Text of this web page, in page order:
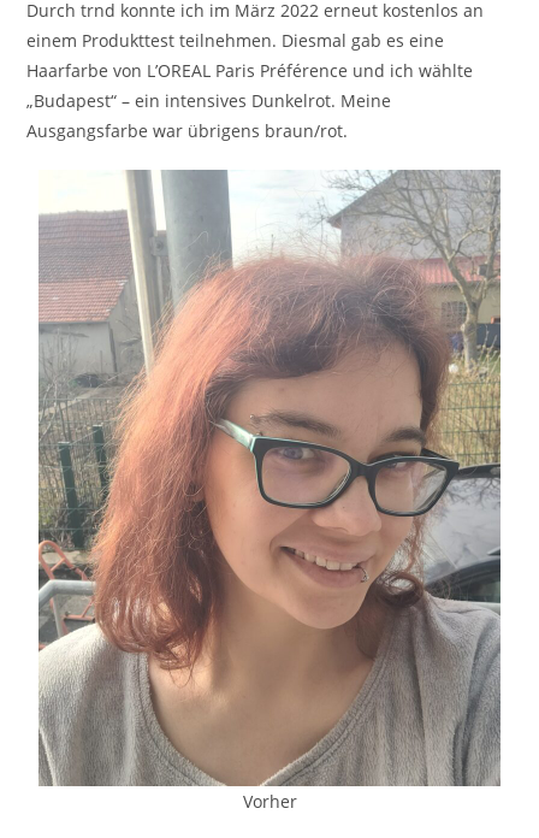
Durch trnd konnte ich im März 2022 erneut kostenlos an
einem Produkttest teilnehmen. Diesmal gab es eine
Haarfarbe von L’OREAL Paris Préférence und ich wählte
„Budapest“ – ein intensives Dunkelrot. Meine
Ausgangsfarbe war übrigens braun/rot.
Vorher